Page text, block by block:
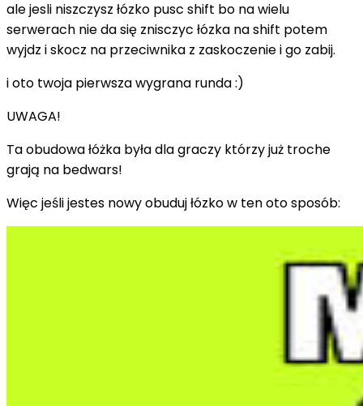
ale jesli niszczysz łózko pusc shift bo na wielu
serwerach nie da się znisczyc łózka na shift potem
wyjdz i skocz na przeciwnika z zaskoczenie i go zabij.
i oto twoja pierwsza wygrana runda :)
UWAGA!
Ta obudowa łóżka była dla graczy którzy już troche
grają na bedwars!
Więc jeśli jestes nowy obuduj łózko w ten oto sposób: